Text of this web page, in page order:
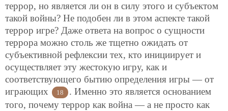
террор, но является ли он в силу этого и субъектом
такой войны? Не подобен ли в этом аспекте такой
террор игре? Даже ответа на вопрос о сущности
террора можно столь же тщетно ожидать от
субъективной рефлексии тех, кто инициирует и
осуществляет эту жестокую игру, как и
соответствующего бытию определения игры — от
играющих
18
. Именно это является основанием
того, почему террор как война — а не просто как